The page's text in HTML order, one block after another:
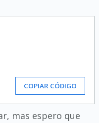
COPIAR CÓDIGO
mas espero que